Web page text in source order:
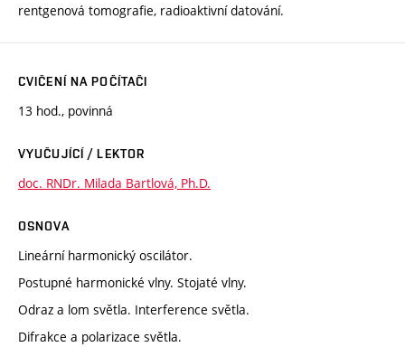
rentgenová tomografie, radioaktivní datování.
CVIČENÍ NA POČÍTAČI
13 hod., povinná
VYUČUJÍCÍ / LEKTOR
doc. RNDr. Milada Bartlová, Ph.D.
OSNOVA
Lineární harmonický oscilátor.
Postupné harmonické vlny. Stojaté vlny.
Odraz a lom světla. Interference světla.
Difrakce a polarizace světla.